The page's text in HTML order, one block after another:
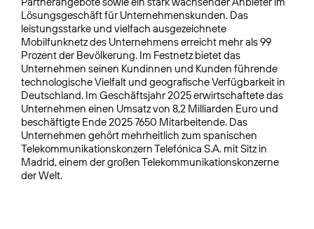
Lösungsgeschäft für Unternehmenskunden. Das
leistungsstarke und vielfach ausgezeichnete
Mobilfunknetz des Unternehmens erreicht mehr als 99
Prozent der Bevölkerung. Im Festnetz bietet das
Unternehmen seinen Kundinnen und Kunden führende
technologische Vielfalt und geografische Verfügbarkeit in
Deutschland. Im Geschäftsjahr 2025 erwirtschaftete das
Unternehmen einen Umsatz von 8,2 Milliarden Euro und
beschäftigte Ende 2025 7650 Mitarbeitende. Das
Unternehmen gehört mehrheitlich zum spanischen
Telekommunikationskonzern Telefónica S.A. mit Sitz in
Madrid, einem der großen Telekommunikationskonzerne
der Welt.